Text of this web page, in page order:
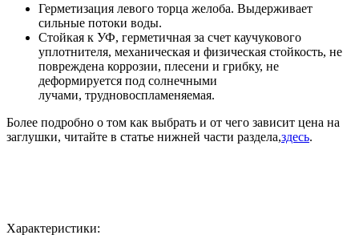
Герметизация левого торца желоба. Выдерживает
сильные потоки воды.
Стойкая к УФ, герметичная за счет каучукового
уплотнителя, механическая и физическая стойкость, не
повреждена коррозии, плесени и грибку, не
деформируется под солнечными
лучами, трудновоспламеняемая.
Более подробно о том как выбрать и от чего зависит цена на
заглушки, читайте в статье нижней части раздела,здесь.
Характеристики: